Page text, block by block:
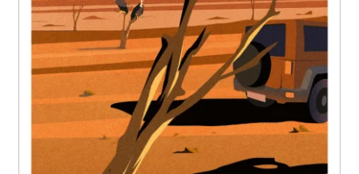
WEITERE VERLAGE
Search: